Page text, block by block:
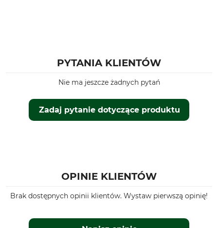
PYTANIA KLIENTÓW
Zadaj pytanie dotyczące produktu
Nie ma jeszcze żadnych pytań
OPINIE KLIENTÓW
Brak dostępnych opinii klientów. Wystaw pierwszą opinię!